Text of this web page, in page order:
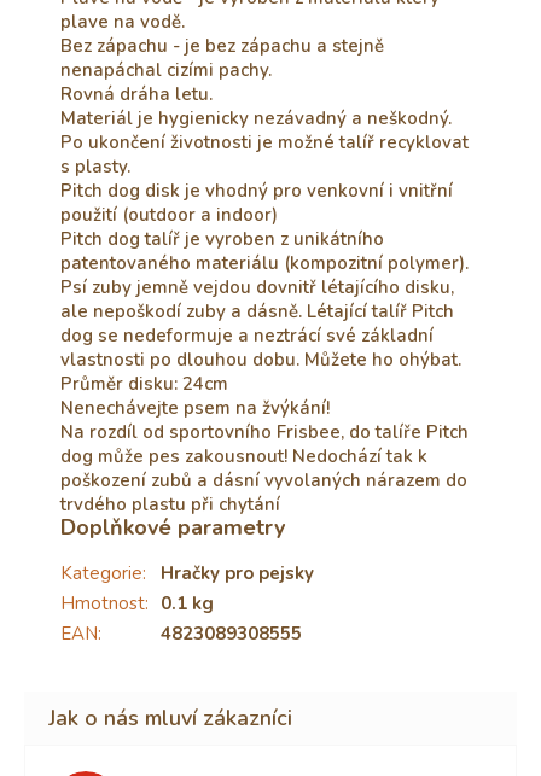
plave na vodě.
Bez zápachu - je bez zápachu a stejně
nenapáchal cizími pachy.
Rovná dráha letu.
Materiál je hygienicky nezávadný a neškodný.
Po ukončení životnosti je možné talíř recyklovat
s plasty.
Pitch dog disk je vhodný pro venkovní i vnitřní
použití (outdoor a indoor)
Pitch dog talíř je vyroben z unikátního
patentovaného materiálu (kompozitní polymer).
Psí zuby jemně vejdou dovnitř létajícího disku,
ale nepoškodí zuby a dásně. Létající talíř Pitch
dog se nedeformuje a neztrácí své základní
vlastnosti po dlouhou dobu. Můžete ho ohýbat.
Průměr disku: 24cm
Nenechávejte psem na žvýkání!
Na rozdíl od sportovního Frisbee, do talíře Pitch
dog může pes zakousnout! Nedochází tak k
poškození zubů a dásní vyvolaných nárazem do
trvdého plastu při chytání
Doplňkové parametry
Kategorie:
Hračky pro pejsky
Hmotnost: 0.1 kg
EAN: 4823089308555